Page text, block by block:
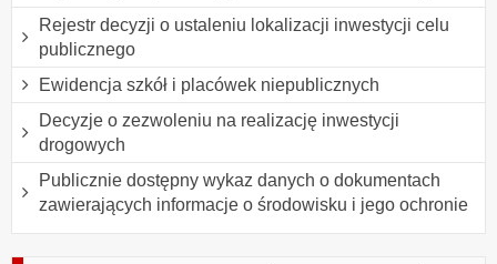
Rejestr decyzji o ustaleniu lokalizacji inwestycji celu
publicznego
Ewidencja szkół i placówek niepublicznych
Decyzje o zezwoleniu na realizację inwestycji
drogowych
Publicznie dostępny wykaz danych o dokumentach
zawierających informacje o środowisku i jego ochronie